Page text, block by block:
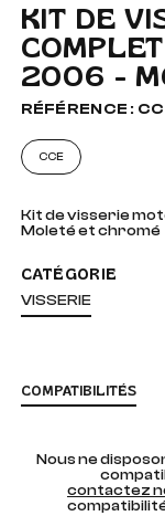
KIT DE
2006 -
RÉFÉRENCE :
CCE
Kit de visserie
Moleté et chromé
CATÉGORIE
VISSERIE
COMPATIBILITÉS
Nous ne
contactez